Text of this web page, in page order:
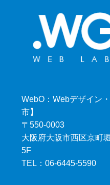
WebO：Webデザイン
市】
〒550-0003
大阪府大阪市西区京町
5F
TEL：06-6445-5590